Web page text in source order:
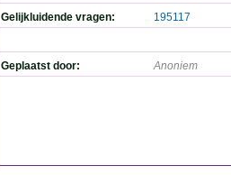
Gelijkluidende vragen:
195117
Geplaatst door: Anoniem